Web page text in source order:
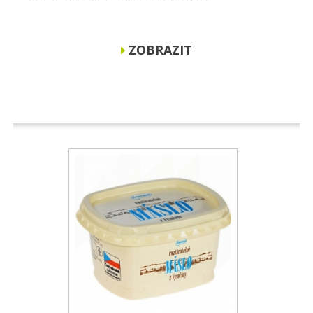
ZOBRAZIT